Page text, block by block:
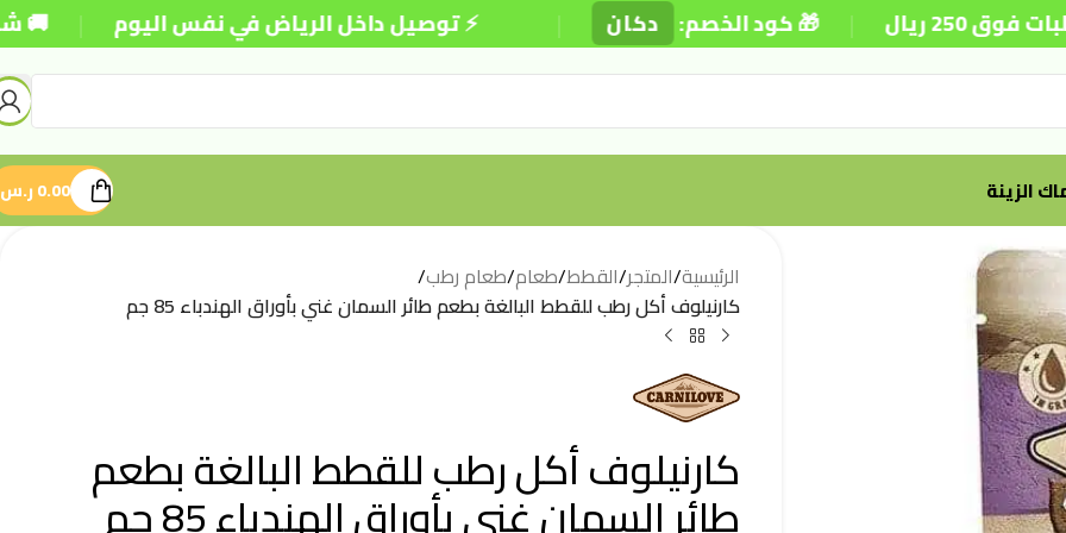
⚡ توصيل داخل الرياض في نفس اليوم | 🚚 شحن ريال | 🎁 كود الخصم: دكان |
الزينة 0.00ر.س
الرئيسية/المتجر/القطط/طعام/طعام رطب/
كارنيلوف أكل رطب للقطط البالغة بطعم طائر السمان غني بأوراق الهندباء 85 جم
كارنيلوف أكل رطب للقطط البالغة بطعم
طائر السمان غني بأوراق الهندباء 85 جم